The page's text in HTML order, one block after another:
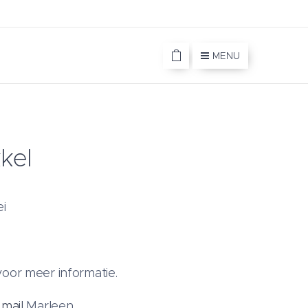
MENU
meer informatie.